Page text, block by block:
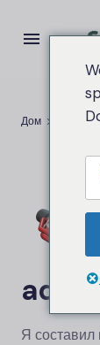
Дом
Я